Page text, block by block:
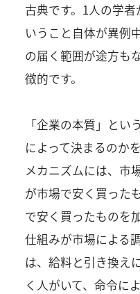
古典です。1人の学
いうこと自体が異例
の届く範囲が途方も
徴的です。
「企業の本質」と
によって決まるのか
メカニズムには、市
が市場で安く買った
で安く買ったものを
仕組みが市場による
は、給料と引き換え
く人がいて、命令に